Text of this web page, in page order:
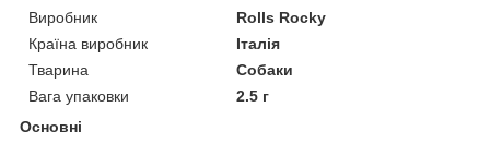
Виробник
Rolls Rocky
Країна виробник
Італія
Тварина
Собаки
Вага упаковки
2.5 г
Основні